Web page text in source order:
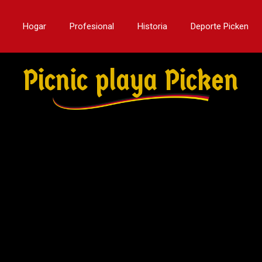
Hogar Profesional Historia Deporte Picken
Picnic playa Picken